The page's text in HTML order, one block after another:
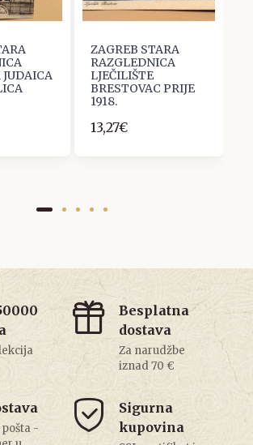
ZAGREB STARA
RAZGLEDNICA
LJEČILIŠTE
BRESTOVAC PRIJE
1918.
13,27€
Besplatna
dostava
Za narudžbe
iznad 70 €
-
Sigurna
kupovina